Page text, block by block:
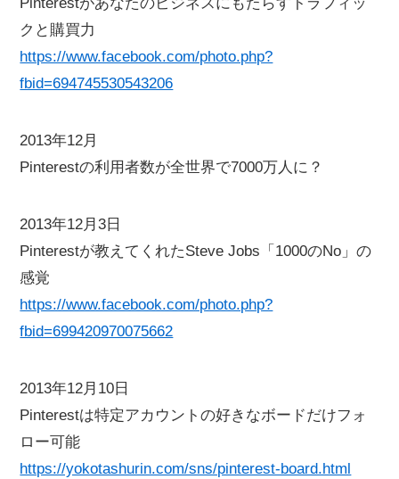
クと購買力
https://www.facebook.com/photo.php?
fbid=694745530543206
2013年12月
Pinterestの利用者数が全世界で7000万人に？
2013年12月3日
Pinterestが教えてくれたSteve Jobs「1000のNo」の
感覚
https://www.facebook.com/photo.php?
fbid=699420970075662
2013年12月10日
Pinterestは特定アカウントの好きなボードだけフォ
ロー可能
https://yokotashurin.com/sns/pinterest-board.html